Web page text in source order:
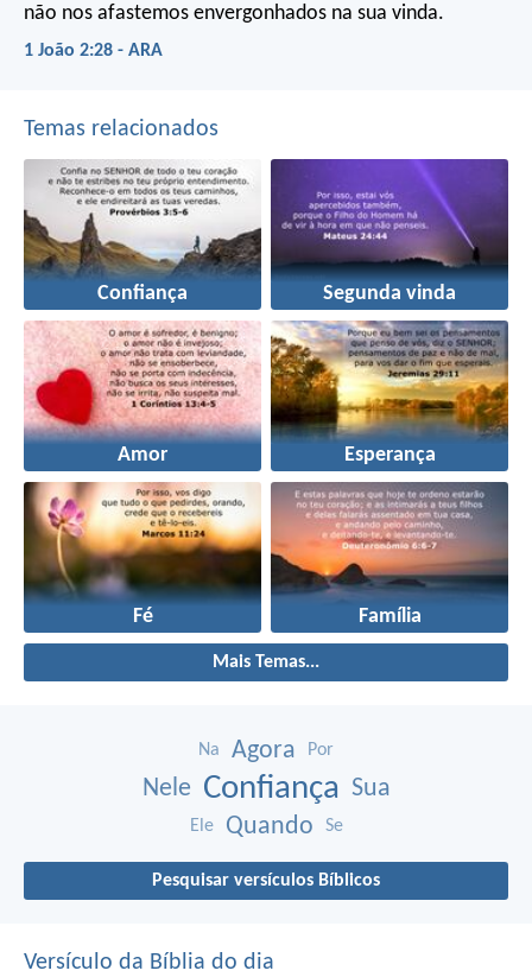
não nos afastemos envergonhados na sua vinda.
1 João 2:28 - ARA
Temas relacionados
Confiança Segunda vinda
Amor Esperança
Fé Família
Mais Temas...
Na Agora Por
Nele Confiança Sua
Ele Quando Se
Pesquisar versículos Bíblicos
Versículo da Bíblia do dia